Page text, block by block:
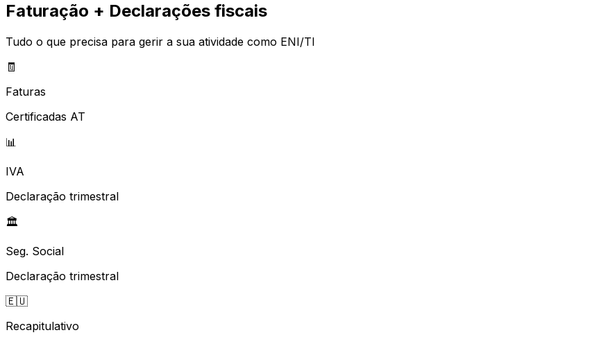
Faturação + Declarações fiscais
Tudo o que precisa para gerir a sua atividade como ENI/TI
🧾
Faturas
Certificadas AT
📊
IVA
Declaração trimestral
🏛️
Seg. Social
Declaração trimestral
🇪🇺
Recapitulativo